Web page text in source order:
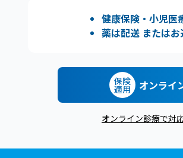
健康保険・小児医
薬は配送 または
保険
適用 オンライ
オンライン診療で対